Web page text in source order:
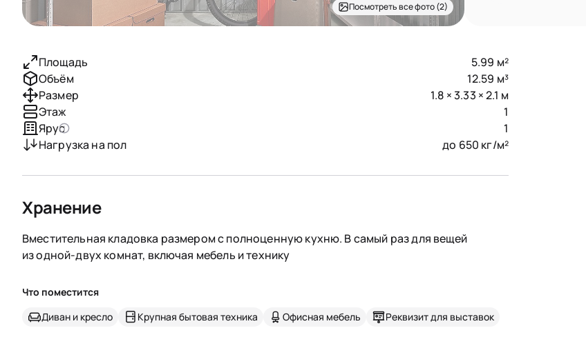
Посмотреть все фото (2)
Площадь
5.99 м²
Объём
12.59 м³
Размер
1.8 × 3.33 × 2.1 м
Этаж
1
Ярус
1
Нагрузка на пол
до 650 кг/м²
Хранение
Вместительная кладовка размером с полноценную кухню. В самый раз для вещей
из одной-двух комнат, включая мебель и технику
Что поместится
Диван и кресло
Крупная бытовая техника Офисная мебель Реквизит для выставок